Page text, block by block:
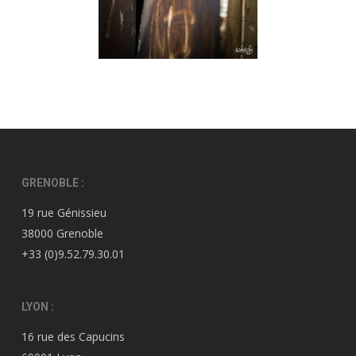
GRENOBLE :
19 rue Génissieu
38000 Grenoble
+33 (0)9.52.79.30.01
LYON :
16 rue des Capucins